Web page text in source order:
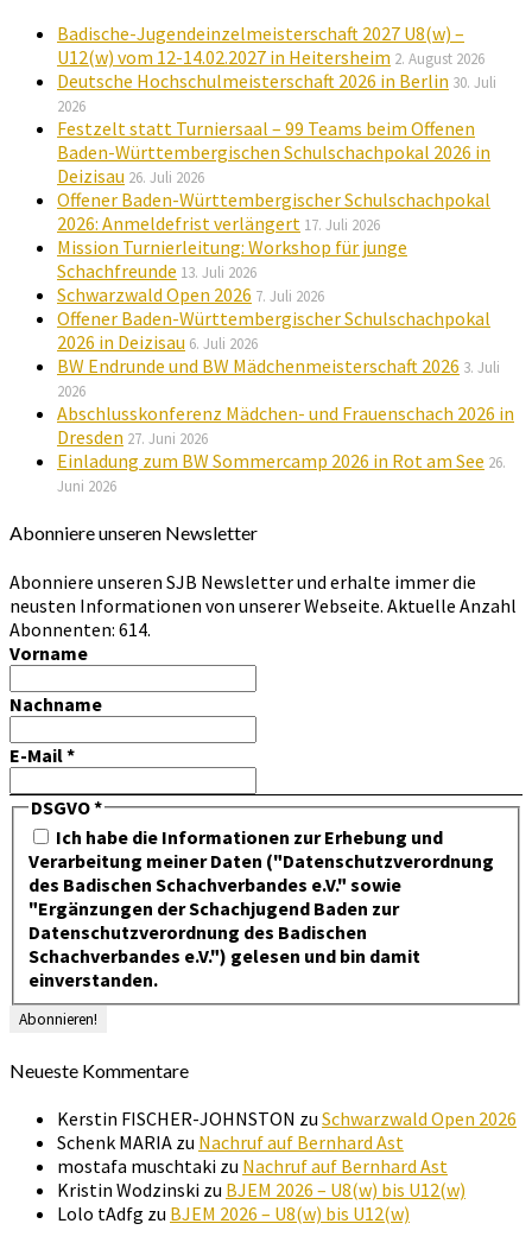
Badische-Jugendeinzelmeisterschaft 2027 U8(w) –
U12(w) vom 12-14.02.2027 in Heitersheim 2. August 2026
Deutsche Hochschulmeisterschaft 2026 in Berlin 30. Juli
2026
Festzelt statt Turniersaal – 99 Teams beim Offenen
Baden-Württembergischen Schulschachpokal 2026 in
Deizisau 26. Juli 2026
Offener Baden-Württembergischer Schulschachpokal
2026: Anmeldefrist verlängert 17. Juli 2026
Mission Turnierleitung: Workshop für junge
Schachfreunde 13. Juli 2026
Schwarzwald Open 2026 7. Juli 2026
Offener Baden-Württembergischer Schulschachpokal
2026 in Deizisau 6. Juli 2026
BW Endrunde und BW Mädchenmeisterschaft 2026 3. Juli
2026
Abschlusskonferenz Mädchen- und Frauenschach 2026 in
Dresden 27. Juni 2026
Einladung zum BW Sommercamp 2026 in Rot am See 26.
Juni 2026
Abonniere unseren Newsletter
Abonniere unseren SJB Newsletter und erhalte immer die
neusten Informationen von unserer Webseite. Aktuelle Anzahl
Abonnenten: 614.
Vorname
Nachname
E-Mail*
DSGVO*
Ich habe die Informationen zur Erhebung und
Verarbeitung meiner Daten ("Datenschutzverordnung
des Badischen Schachverbandes e.V." sowie
"Ergänzungen der Schachjugend Baden zur
Datenschutzverordnung des Badischen
Schachverbandes e.V.") gelesen und bin damit
einverstanden.
Neueste Kommentare
Kerstin FISCHER-JOHNSTON zu Schwarzwald Open 2026
Schenk MARIA zu Nachruf auf Bernhard Ast
mostafa muschtaki zu Nachruf auf Bernhard Ast
Kristin Wodzinski zu BJEM 2026 – U8(w) bis U12(w)
Lolo tAdfg zu BJEM 2026 – U8(w) bis U12(w)